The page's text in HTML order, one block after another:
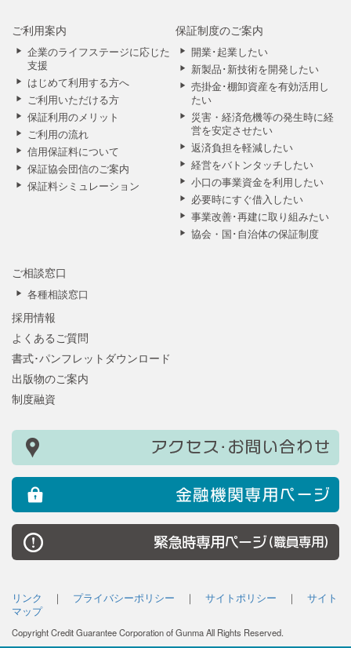
ご利用案内
企業のライフステージに応じた
支援
はじめて利用する方へ
ご利用いただける方
保証利用のメリット
ご利用の流れ
信用保証料について
保証協会団信のご案内
保証料シミュレーション
保証制度のご案内
開業･起業したい
新製品･新技術を開発したい
売掛金･棚卸資産を有効活用し
たい
災害・経済危機等の発生時に経
営を安定させたい
返済負担を軽減したい
経営をバトンタッチしたい
小口の事業資金を利用したい
必要時にすぐ借入したい
事業改善･再建に取り組みたい
協会・国･自治体の保証制度
ご相談窓口
各種相談窓口
採用情報
よくあるご質問
書式･パンフレットダウンロード
出版物のご案内
制度融資
リンク ｜ プライバシーポリシー ｜ サイトポリシー ｜ サイト
マップ
Copyright Credit Guarantee Corporation of Gunma All Rights Reserved.